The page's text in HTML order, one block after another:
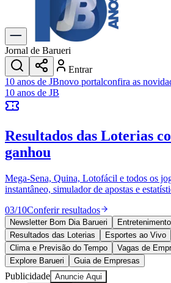
Previsão do Tempo
Trânsito e Rotas
Dia a Dia & Lazer
Transportes
Gastronomia
Cinema & Shows
JogosNovo
Anuncie no Portal
Cadastrar Empresa
Divulgar Vagas
Política
Esportes
Saúde
Segurança
Cultura
Meio Ambiente
Obras
Educação
Jornal de Barueri
Entrar
10 anos de JBnovo portalconfira as
10 anos de JB
Resultados das Loterias
ganhou
Mega-Sena, Quina, Lotofácil e todos os
instantâneo, simulador de apostas e
03/10Conferir resultados
Newsletter Bom Dia Barueri
Resultados das Loterias
Esportes ao Vivo
Clima e Previsão do Tempo
Vagas de
Explore Barueri
Guia de Empresas
Publicidade Anuncie Aqui